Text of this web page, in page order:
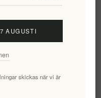
AUGUSTI
skickas när vi är